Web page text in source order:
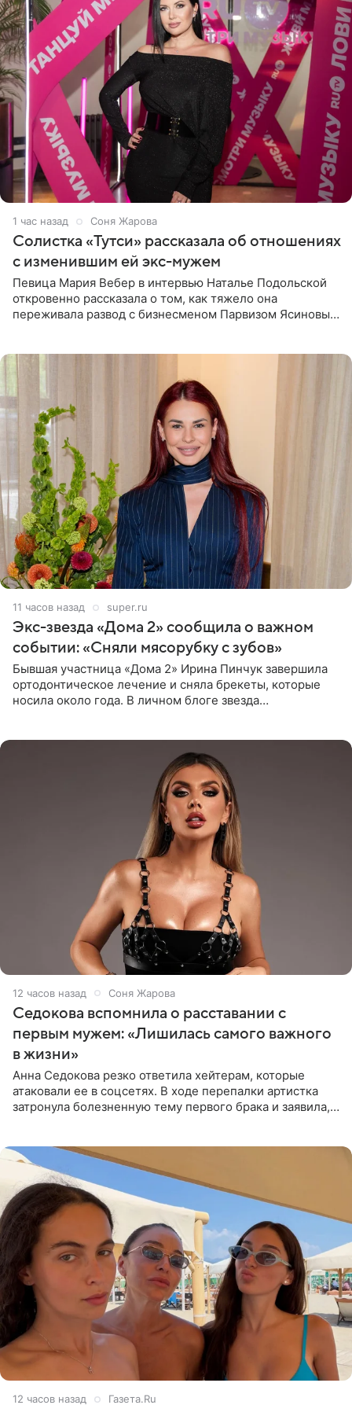
1 час назад Соня Жарова
Солистка «Тутси» рассказала об отношениях
с изменившим ей экс-мужем
Певица Мария Вебер в интервью Наталье Подольской
откровенно рассказала о том, как тяжело она
переживала развод с бизнесменом Парвизом Ясиновым.
11 часов назад super.ru
Экс-звезда «Дома 2» сообщила о важном
событии: «Сняли мясорубку с зубов»
Бывшая участница «Дома 2» Ирина Пинчук завершила
ортодонтическое лечение и сняла брекеты, которые
носила около года. В личном блоге звезда
12 часов назад Соня Жарова
Седокова вспомнила о расставании с
первым мужем: «Лишилась самого важного
в жизни»
Анна Седокова резко ответила хейтерам, которые
атаковали ее в соцсетях. В ходе перепалки артистка
затронула болезненную тему первого брака и заявила,
12 часов назад Газета.Ru